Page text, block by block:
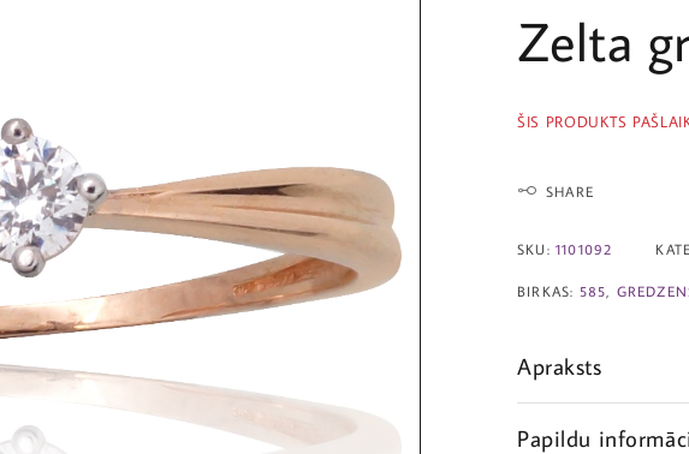
Zelta
ŠIS PRODUKTS
SHARE
SKU: 1101092
BIRKAS: 585
Apraksts
Papildu